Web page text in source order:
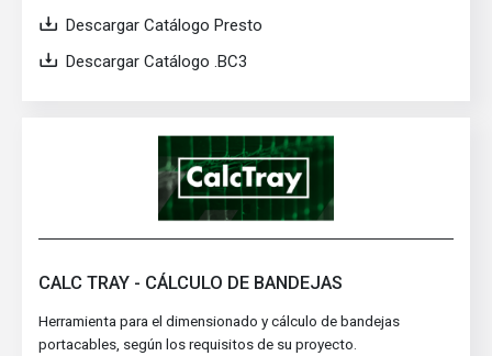
Descargar Catálogo Presto
Descargar Catálogo .BC3
CALC TRAY - CÁLCULO DE BANDEJAS
Herramienta para el dimensionado y cálculo de bandejas
portacables, según los requisitos de su proyecto.